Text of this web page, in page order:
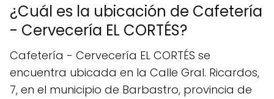
¿Cuál es la ubicación de Cafetería
- Cervecería EL CORTÉS?
Cafetería - Cervecería EL CORTÉS se
encuentra ubicada en la Calle Gral. Ricardos,
7, en el municipio de Barbastro, provincia de